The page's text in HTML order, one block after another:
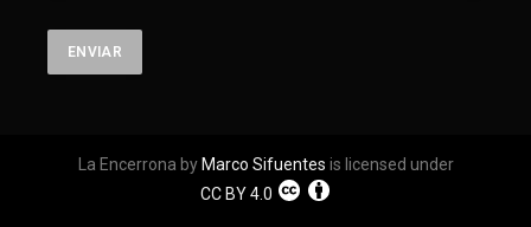
La Encerrona by Marco Sifuentes is licensed under
CC BY 4.0